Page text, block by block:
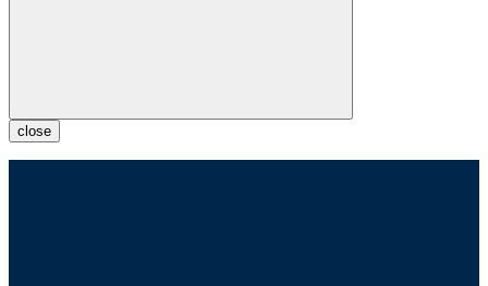
close